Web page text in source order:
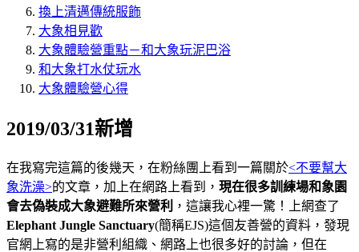
換上清邁傳統服飾
大象相見歡
大象體驗營重點－和大象玩泥巴浴
和大象打水仗玩水
大象體驗營心得
2019/03/31新增
在我寫完這篇的後幾天，在粉絲團上看到一篇關於<不要幫大
象洗澡>的文章，加上在網路上看到， 現在很多訓練場和象園
會去偽裝成大象避難所來營利 ，這讓我心裡一驚！上網查了
Elephant Jungle Sanctuary(簡稱EJS)這個友善營的資料，發現
官網上寫的是非營利組織、網路上也很多好的討論，但在